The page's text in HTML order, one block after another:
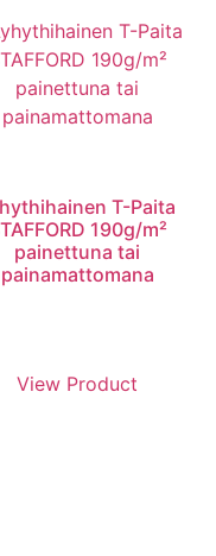
T-Paita
190g/m²
painettuna tai
painamattomana
View Product